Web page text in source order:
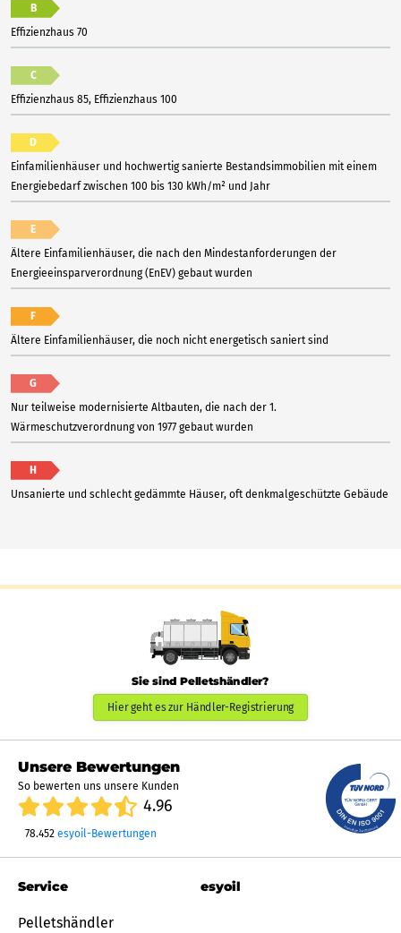
B
Effizienzhaus 70
C
Effizienzhaus 85, Effizienzhaus 100
D
Einfamilienhäuser und hochwertig sanierte Bestandsimmobilien mit einem
Energiebedarf zwischen 100 bis 130 kWh/m² und Jahr
E
Ältere Einfamilienhäuser, die nach den Mindestanforderungen der
Energieeinsparverordnung (EnEV) gebaut wurden
F
Ältere Einfamilienhäuser, die noch nicht energetisch saniert sind
G
Nur teilweise modernisierte Altbauten, die nach der 1.
Wärmeschutzverordnung von 1977 gebaut wurden
H
Unsanierte und schlecht gedämmte Häuser, oft denkmalgeschützte Gebäude
Sie sind Pelletshändler?
Hier geht es zur Händler-Registrierung
Unsere Bewertungen
So bewerten uns unsere Kunden
4.96
78.452 esyoil-Bewertungen
Service
Pelletshändler
esyoil